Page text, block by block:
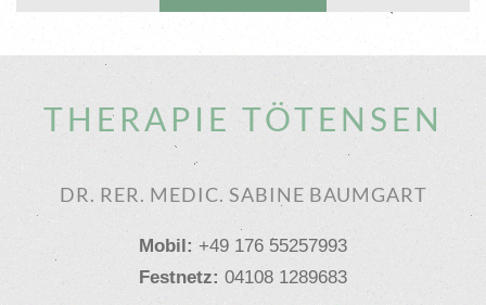
THERAPIE TÖTENSEN
DR. RER. MEDIC. SABINE BAUMGART
Mobil: +49 176 55257993
Festnetz: 04108 1289683